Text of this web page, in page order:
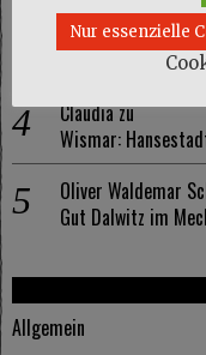
Marie zu
Wismar:
Claudiazu
Wismar:
Oliver Waldemar
Gut Dalwitz im
Allgemein
Nur essenzielle